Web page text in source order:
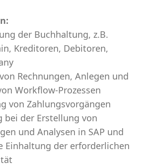
der Buchhaltung, z.B.
Kreditoren, Debitoren,
Rechnungen, Anlegen und
Workflow-Prozessen
von Zahlungsvorgängen
bei der Erstellung von
und Analysen in SAP und
Einhaltung der erforderlichen